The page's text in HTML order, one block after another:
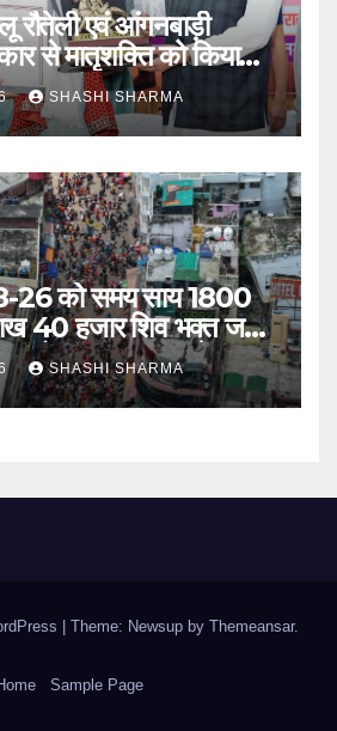
रौतेली एवं आंगनबाड़ी
से मातृशक्ति को किया
SHASHI SHARMA
26 को समय साय 1800
40 हजार शिव भक्त जल
को प्रस्थान कर चुके
SHASHI SHARMA
Theme: Newsup by Themeansar.
Sample Page